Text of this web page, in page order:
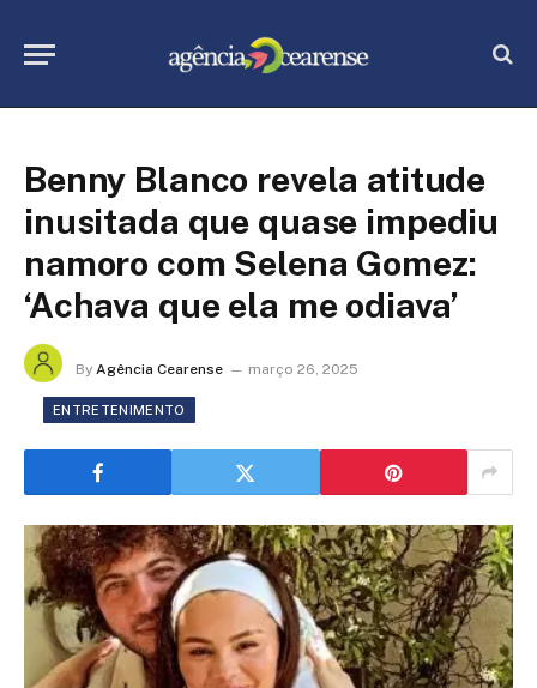
Benny Blanco revela atitude
inusitada que quase impediu
namoro com Selena Gomez:
‘Achava que ela me odiava’
By Agência Cearense março 26, 2025
ENTRETENIMENTO